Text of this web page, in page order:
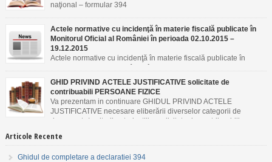
naţional – formular 394
Actele normative cu incidenţă în materie fiscală publicate în
Monitorul Oficial al României în perioada 02.10.2015 –
19.12.2015
Actele normative cu incidenţă în materie fiscală publicate în
GHID PRIVIND ACTELE JUSTIFICATIVE solicitate de
contribuabili PERSOANE FIZICE
Va prezentam in continuare GHIDUL PRIVIND ACTELE
JUSTIFICATIVE necesare eliberării diverselor categorii de
documente/emiterii autorizaţiilor solicitate de contribuabili
Articole Recente
Ghidul de completare a declaratiei 394